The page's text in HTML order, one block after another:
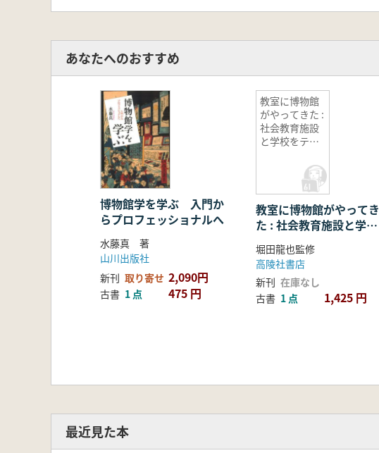
あなたへのおすすめ
博物館学を学ぶ 入門か
らプロフェッショナルへ
水藤真 著
山川出版社
新刊 取り寄せ 2,090円
古書 1 点 475 円
教室に博物館
がやってきた :
社会教育施設
と学校をテレ
だ遠隔授業の
教室に博物館がやってき
た : 社会教育施設と学校
をテレビ会議で結んだ遠
隔授業の試み
堀田龍也監修
高陵社書店
新刊 在庫なし
古書 1 点 1,425 円
最近見た本